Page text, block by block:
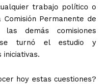
trabajo político o
Permanente de
demás comisiones
turnó el estudio y
iniciativas.
hoy estas cuestiones?